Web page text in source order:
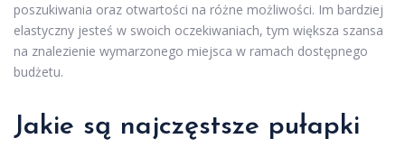
poszukiwania oraz otwartości na różne możliwości. Im bardziej
elastyczny jesteś w swoich oczekiwaniach, tym większa szansa
na znalezienie wymarzonego miejsca w ramach dostępnego
budżetu.
Jakie są najczęstsze pułapki